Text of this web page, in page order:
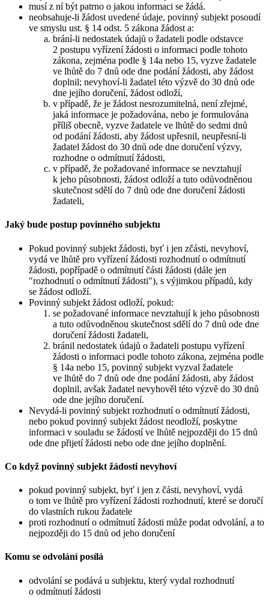
musí z ní být patrno o jakou informaci se žádá.
neobsahuje-li žádost uvedené údaje, povinný subjekt posoudí
ve smyslu ust. § 14 odst. 5 zákona žádost a:
brání-li nedostatek údajů o žadateli podle odstavce
2 postupu vyřízení žádosti o informaci podle tohoto
zákona, zejména podle § 14a nebo 15, vyzve žadatele
ve lhůtě do 7 dnů ode dne podání žádosti, aby žádost
doplnil; nevyhoví-li žadatel této výzvě do 30 dnů ode
dne jejího doručení, žádost odloží,
v případě, že je žádost nesrozumitelná, není zřejmé,
jaká informace je požadována, nebo je formulována
příliš obecně, vyzve žadatele ve lhůtě do sedmi dnů
od podání žádosti, aby žádost upřesnil, neupřesní-li
žadatel žádost do 30 dnů ode dne doručení výzvy,
rozhodne o odmítnutí žádosti,
v případě, že požadované informace se nevztahují
k jeho působnosti, žádost odloží a tuto odůvodněnou
skutečnost sdělí do 7 dnů ode dne doručení žádosti
žadateli,
Jaký bude postup povinného subjektu
Pokud povinný subjekt žádosti, byť i jen zčásti, nevyhoví,
vydá ve lhůtě pro vyřízení žádosti rozhodnutí o odmítnutí
žádosti, popřípadě o odmítnutí části žádosti (dále jen
"rozhodnutí o odmítnutí žádosti"), s výjimkou případů, kdy
se žádost odloží.
Povinný subjekt žádost odloží, pokud:
se požadované informace nevztahují k jeho působnosti
a tuto odůvodněnou skutečnost sdělí do 7 dnů ode dne
doručení žádosti žadateli,
bránil nedostatek údajů o žadateli postupu vyřízení
žádosti o informaci podle tohoto zákona, zejména podle
§ 14a nebo 15, povinný subjekt vyzval žadatele
ve lhůtě do 7 dnů ode dne podání žádosti, aby žádost
doplnil, avšak žadatel nevyhověl této výzvě do 30 dnů
ode dne jejího doručení.
Nevydá-li povinný subjekt rozhodnutí o odmítnutí žádosti,
nebo pokud povinný subjekt žádost neodloží, poskytne
informaci v souladu se žádostí ve lhůtě nejpozději do 15 dnů
ode dne přijetí žádosti nebo ode dne jejího doplnění.
Co když povinný subjekt žádosti nevyhoví
pokud povinný subjekt, byť i jen z části, nevyhoví, vydá
o tom ve lhůtě pro vyřízení žádosti rozhodnutí, které se doručí
do vlastních rukou žadatele
proti rozhodnutí o odmítnutí žádosti může podat odvolání, a to
nejpozději do 15 dnů od jeho doručení
Komu se odvolání posílá
odvolání se podává u subjektu, který vydal rozhodnutí
o odmítnutí žádosti